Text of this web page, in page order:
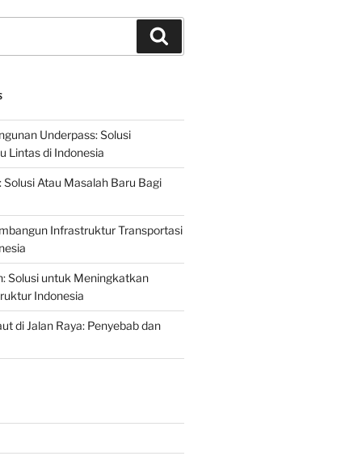
Underpass: Solusi
Lintas di Indonesia
Solusi Atau Masalah Baru Bagi
Infrastruktur Transportasi
Solusi untuk Meningkatkan
Indonesia
di Jalan Raya: Penyebab dan